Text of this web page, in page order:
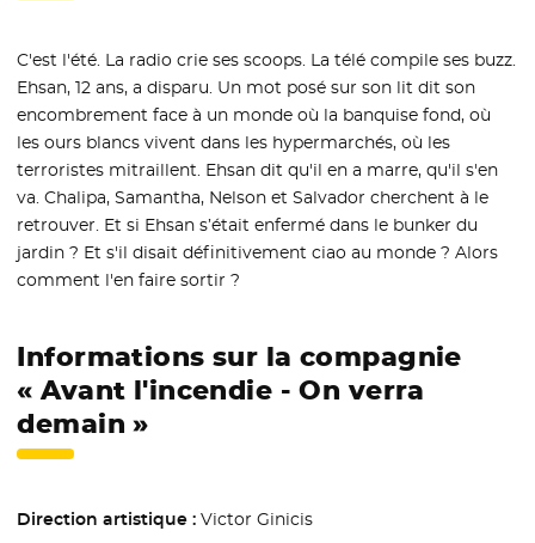
C'est l'été. La radio crie ses scoops. La télé compile ses buzz.
Ehsan, 12 ans, a disparu. Un mot posé sur son lit dit son
encombrement face à un monde où la banquise fond, où
les ours blancs vivent dans les hypermarchés, où les
terroristes mitraillent. Ehsan dit qu'il en a marre, qu'il s'en
va. Chalipa, Samantha, Nelson et Salvador cherchent à le
retrouver. Et si Ehsan s’était enfermé dans le bunker du
jardin ? Et s'il disait définitivement ciao au monde ? Alors
comment l'en faire sortir ?
Informations sur la compagnie
« Avant l'incendie - On verra
demain »
Direction artistique :Victor Ginicis